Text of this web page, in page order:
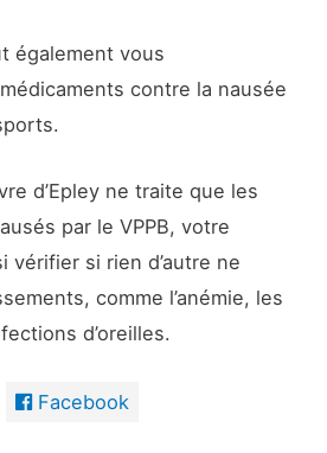
également vous
contre la nausée
d’Epley ne traite que les
par le VPPB, votre
vérifier si rien d’autre ne
comme l’anémie, les
d’oreilles.
Facebook